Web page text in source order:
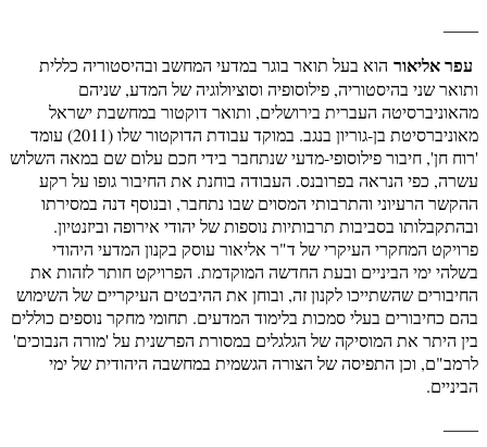
עפר אליאור הוא בעל תואר בוגר במדעי המחשב ובהיסטוריה כללית
ותואר שני בהיסטוריה, פילוסופיה וסוציולוגיה של המדע, שניהם
מהאוניברסיטה העברית בירושלים, ותואר דוקטור במחשבת ישראל
מאוניברסיטת בן-גוריון בנגב. במוקד עבודת הדוקטור שלו (2011) עומד
'רוח חן', חיבור פילוסופי-מדעי שנתחבר בידי חכם עלום שם במאה השלוש
עשרה, כפי הנראה בפרובנס. העבודה בוחנת את החיבור גופו על רקע
ההקשר הרעיוני והתרבותי המסוים שבו נתחבר, ובנוסף דנה במסירתו
ובהתקבלותו בסביבות תרבותיות נוספות של יהודי אירופה וביזנטיון.
פרויקט המחקרי העיקרי של ד"ר אליאור עוסק בקנון המדעי היהודי
בשלהי ימי הביניים ובעת החדשה המוקדמת. הפרויקט חותר לזהות את
החיבורים שהשתייכו לקנון זה, ובוחן את ההיבטים העיקריים של השימוש
בהם כחיבורים בעלי סמכות בלימוד המדעים. תחומי מחקר נוספים כוללים
בין היתר את המוסיקה של הגלגלים במסורת הפרשנית על 'מורה הנבוכים'
לרמב"ם, וכן התפיסה של הצורה הגשמית במחשבה היהודית של ימי
הביניים.